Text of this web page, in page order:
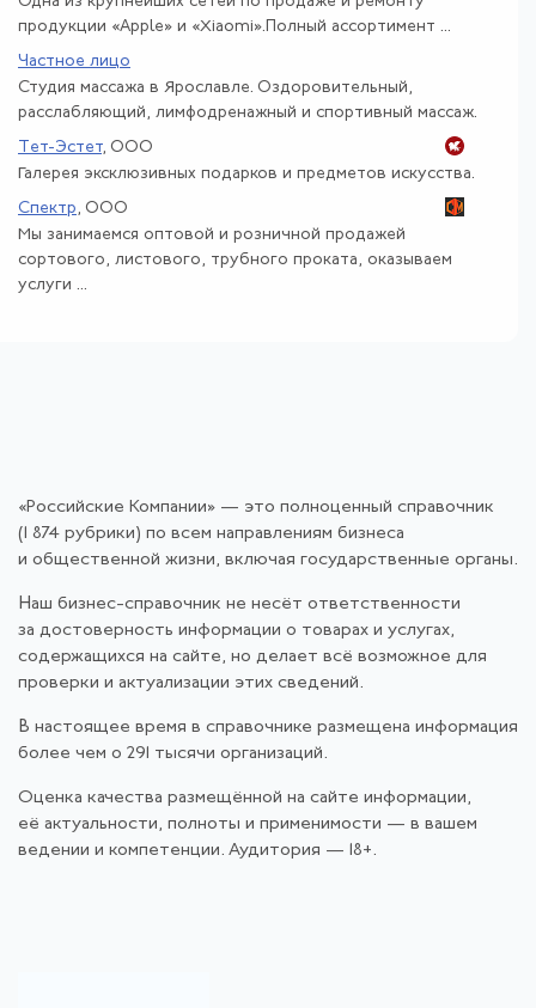
продукции «Apple» и «Xiaomi».Полный ассортимент ...
Частное лицо
Студия массажа в Ярославле. Оздоровительный,
расслабляющий, лимфодренажный и спортивный массаж.
Тет-Эстет, ООО
Галерея эксклюзивных подарков и предметов искусства.
Спектр , ООО
Мы занимаемся оптовой и розничной продажей
сортового, листового, трубного проката, оказываем
услуги ...
«Российские Компании» — это полноценный справочник
(1 874 рубрики) по всем направлениям бизнеса
и общественной жизни, включая государственные органы.
Наш бизнес-справочник не несёт ответственности
за достоверность информации о товарах и услугах,
содержащихся на сайте, но делает всё возможное для
проверки и актуализации этих сведений.
В настоящее время в справочнике размещена информация
более чем о 291 тысячи организаций.
Оценка качества размещённой на сайте информации,
её актуальности, полноты и применимости — в вашем
ведении и компетенции. Аудитория — 18+.